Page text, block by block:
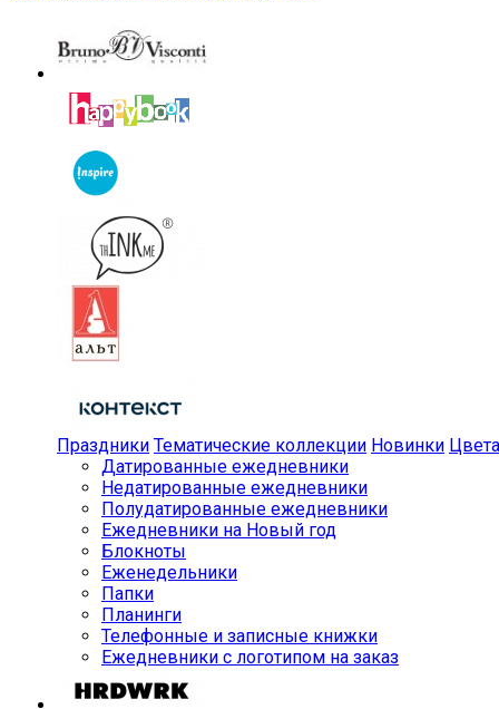
Праздники Тематические коллекции Новинки Цвета
Датированные ежедневники
Недатированные ежедневники
Полудатированные ежедневники
Ежедневники на Новый год
Блокноты
Еженедельники
Папки
Планинги
Телефонные и записные книжки
Ежедневники с логотипом на заказ